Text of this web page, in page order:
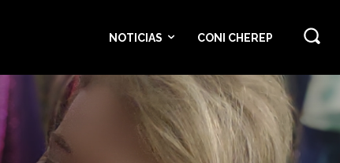
NOTICIAS CONI CHEREP